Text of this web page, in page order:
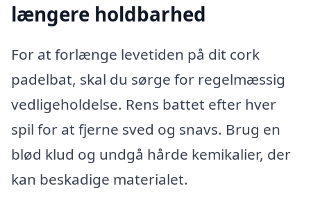
længere holdbarhed
For at forlænge levetiden på dit cork
padelbat, skal du sørge for regelmæssig
vedligeholdelse. Rens battet efter hver
spil for at fjerne sved og snavs. Brug en
blød klud og undgå hårde kemikalier, der
kan beskadige materialet.